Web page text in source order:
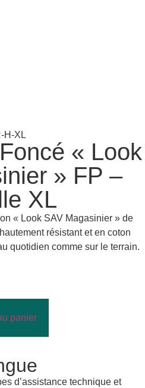
H-XL
« Look
» FP –
XL
« Look SAV Magasinier » de
résistant et en coton
quotidien comme sur le terrain.
panier
d’assistance technique et